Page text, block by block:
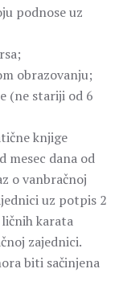
podnose uz
obrazovanju;
(ne stariji od 6
knjige
mesec dana od
o vanbračnoj
uz potpis 2
karata
zajednici.
biti sačinjena